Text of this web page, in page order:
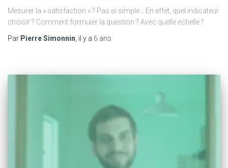
Mesurer la « satisfaction » ? Pas si simple… En effet, quel indicateur
choisir ? Comment formuler la question ? Avec quelle échelle ?
Par Pierre Simonnin , il y a 6 ans